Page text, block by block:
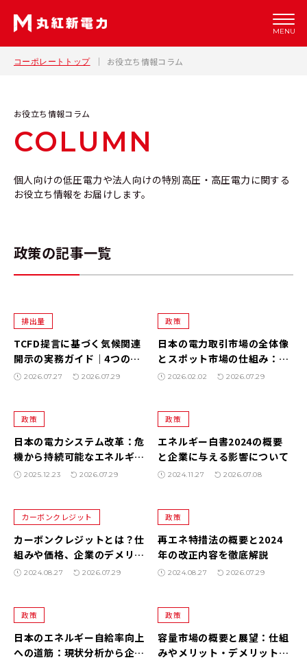
MENU
コーポレートトップ お役立ち情報コラム
お役立ち情報コラム
COLUMN
個人向けの低圧電力や法人向けの特別高圧・高圧電力に関する
お役立ち情報をお届けします。
政策の記事一覧
排出量
TCFD提言に基づく気候関連
開示の実務ガイド｜4つの
柱、シナリオ分析、ISSB・
2026.07.27 2026.07.29
政策
日本の電力取引市場の全体像
とスポット市場の仕組み：価
格変動の背景から企業向け電
2026.02.02 2026.07.29
政策
日本の電力システム改革：危
機から持続可能なエネルギー
未来への転換と展望
2025.12.23 2026.07.29
政策
エネルギー白書2024の概要
と企業に与える影響について
2024.11.27 2026.07.08
カーボンクレジット
カーボンクレジットとは？仕
組みや価格、企業のデメリッ
トを徹底解説
2024.08.27 2026.07.29
政策
再エネ特措法の概要と2024
年の改正内容を徹底解説
2024.08.27 2026.07.29
政策
日本のエネルギー自給率向上
への道筋：現状分析から企業
政策
容量市場の概要と展望：仕組
みやメリット・デメリットを